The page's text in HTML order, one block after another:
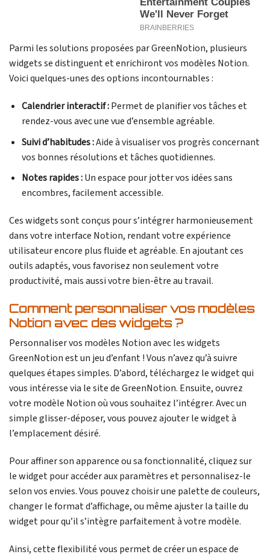
Parmi les solutions proposées par GreenNotion, plusieurs
widgets se distinguent et enrichiront vos modèles Notion.
Voici quelques-unes des options incontournables :
Calendrier interactif :Permet de planifier vos tâches et
rendez-vous avec une vue d’ensemble agréable.
Suivi d’habitudes :Aide à visualiser vos progrès concernant
vos bonnes résolutions et tâches quotidiennes.
Notes rapides :Un espace pour jotter vos idées sans
encombres, facilement accessible.
Ces widgets sont conçus pour s’intégrer harmonieusement
dans votre interface Notion, rendant votre expérience
utilisateur encore plus fluide et agréable. En ajoutant ces
outils adaptés, vous favorisez non seulement votre
productivité, mais aussi votre bien-être au travail.
Comment personnaliser vos modèles
Notion avec des widgets ?
Personnaliser vos modèles Notion avec les widgets
GreenNotion est un jeu d’enfant ! Vous n’avez qu’à suivre
quelques étapes simples. D’abord, téléchargez le widget qui
vous intéresse via le site de GreenNotion. Ensuite, ouvrez
votre modèle Notion où vous souhaitez l’intégrer. Avec un
simple glisser-déposer, vous pouvez ajouter le widget à
l’emplacement désiré.
Pour affiner son apparence ou sa fonctionnalité, cliquez sur
le widget pour accéder aux paramètres et personnalisez-le
selon vos envies. Vous pouvez choisir une palette de couleurs,
changer le format d’affichage, ou même ajuster la taille du
widget pour qu’il s’intègre parfaitement à votre modèle.
Ainsi, cette flexibilité vous permet de créer un espace de